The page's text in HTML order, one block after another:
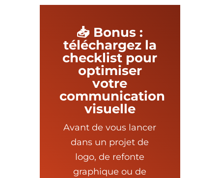
📥 Bonus :
téléchargez la
checklist pour
optimiser
votre
communication
visuelle
Avant de vous lancer
dans un projet de
logo, de refonte
graphique ou de